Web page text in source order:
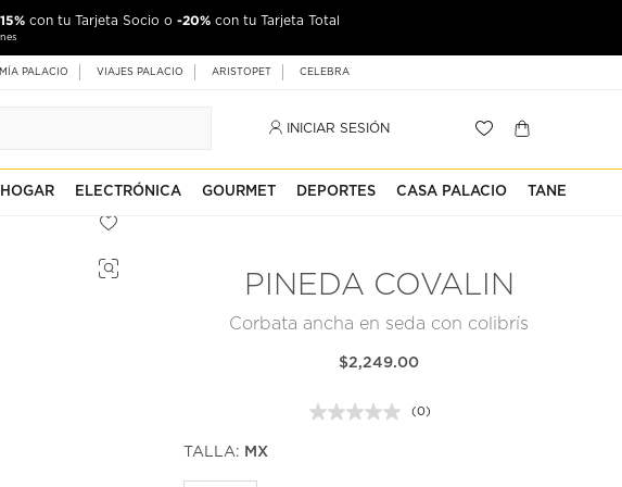
con tu Tarjeta Socio o -20% con tu Tarjeta Total
PALACIO VIAJES PALACIO ARISTOPET CELEBRA
INICIAR SESIÓN
HOGAR ELECTRÓNICA GOURMET DEPORTES CASA PALACIO TANE
PINEDA COVALIN
Corbata ancha en seda con colibrís
$2,249.00
Sin
(0)
TALLA: MX